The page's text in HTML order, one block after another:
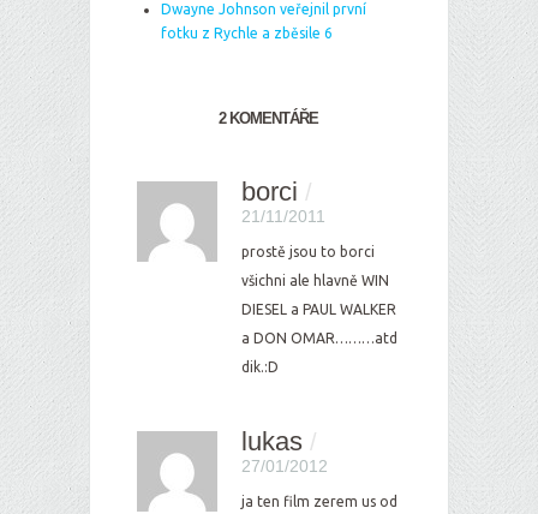
Dwayne Johnson veřejnil první
fotku z Rychle a zběsile 6
2 KOMENTÁŘE
borci /
21/11/2011
prostě jsou to borci
všichni ale hlavně WIN
DIESEL a PAUL WALKER
a DON OMAR………atd
dik.:D
lukas /
27/01/2012
ja ten film zerem us od